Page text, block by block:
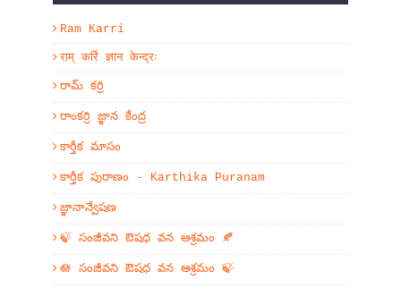
Ram Karri
राम् कर्रि ज्ञान केन्द्रः
రామ్ కర్రి
రాంకర్రి జ్ఞాన కేంద్ర
కార్తీక మాసం
కార్తీక పురాణం - Karthika Puranam
జ్ఞానాన్వేషణ
🍃 సంజీవని ఔషధ వన ఆశ్రమం 🍂
🪷 సంజీవని ఔషధ వన ఆశ్రమం 🍃